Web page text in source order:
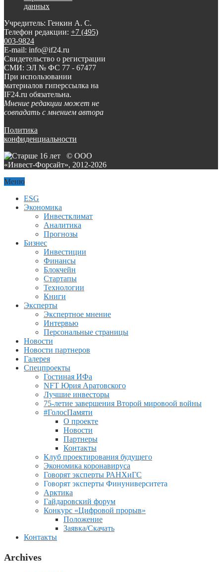
данных
Учредитель: Генкин А. С.
Телефон редакции: +7 (495)
003-9824
E-mail: info@if24.ru
Свидетельство о регистрации
СМИ: ЭЛ № ФС 77 - 67477
При использовании
материалов гиперссылка на
IF24.ru обязательна.
Мнение редакции может не
совпадать с мнением автора
Политика
конфиденциальности
© ООО
«Инвест-Форсайт», 2012-2026
Меню
ESG
Экономика
Инвестклимат
Аналитика
Прогнозы
Бизнес
Инвестиции
Финансы
Блокчейн
Стартапы
Технологии
Книги
Эксперты
Экспертное мнение
Интервью
Персональные страницы
Новости
Новости партнеров
Галерея
Спецпроекты
Гостиная ИФа
NFT Юрия Аратовского
Лучшие инвесторы
75-летие завершения Второй мировоой войны
#ГолосПамяти
О проекте
Новости
Партнеры
Контакты
Клуб проектирования будущего
Экономика коронавируса
Говорят эксперты РАНХиГС
Говорят эксперты Финуниверситета
Арктика
Гайдаровский форум
Конкурс «Цифровой прорыв»
Положение
Заявка/Скачать
Контакты
Archives